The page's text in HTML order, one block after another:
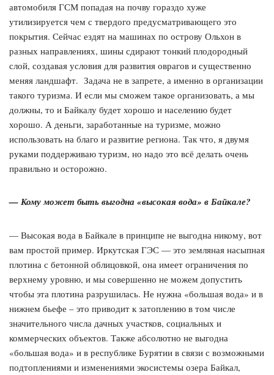
автомобиля ГСМ попадая на почву гораздо хуже
утилизируется чем с твердого предусматривающего это
покрытия. Сейчас ездят на машинах по острову Ольхон в
разных направлениях, шины сдирают тонкий плодородный
слой, создавая условия для развития оврагов и существенно
меняя ландшафт. Задача не в запрете, а именно в организации
такого туризма. И если мы сможем такое организовать, а мы
должны, то и Байкалу будет хорошо и населению будет
хорошо. А деньги, заработанные на туризме, можно
использовать на благо и развитие региона. Так что, я двумя
руками поддерживаю туризм, но надо это всё делать очень
правильно и осторожно.
— Кому может быть выгодна «высокая вода» в Байкале?
— Высокая вода в Байкале в принципе не выгодна никому, вот
вам простой пример. Иркутская ГЭС — это земляная насыпная
плотина с бетонной облицовкой, она имеет ограничения по
верхнему уровню, и мы совершенно не можем допустить
чтобы эта плотина разрушилась. Не нужна «большая вода» и в
нижнем бьефе – это приводит к затоплению в том числе
значительного числа дачных участков, социальных и
коммерческих объектов. Также абсолютно не выгодна
«большая вода» и в республике Бурятии в связи с возможными
подтоплениями и изменениями экосистемы озера Байкал,